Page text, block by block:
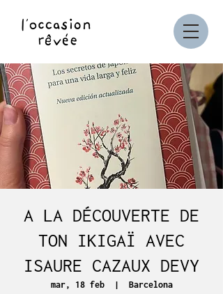
A LA DÉCOUVERTE DE
TON IKIGAÏ AVEC
ISAURE CAZAUX DEVY
mar, 18 feb
  |
Barcelona